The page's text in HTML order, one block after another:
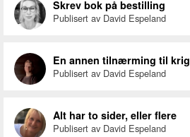
Skrev bok på bestilling
Publisert av David Espeland
En annen tilnærming til krig
Publisert av David Espeland
Alt har to sider, eller flere
Publisert av David Espeland